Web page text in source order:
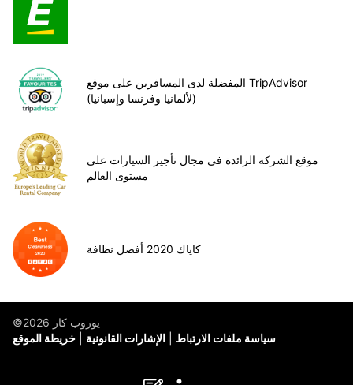
المفضلة لدى المسافرين على موقع TripAdvisor
(لألمانيا وفرنسا وإسبانيا)
موقع الشركة الرائدة في مجال تأجير السيارات على
مستوى العالم
كاياك 2020 أفضل نظافة
©يوروب كار 2026
خريطة الموقع
الإشارات القانونية سياسة ملفات الارتباط